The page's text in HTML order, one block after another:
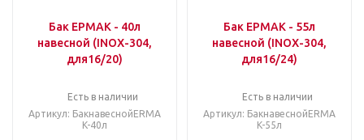
Бак ЕРМАК - 40л
навесной (INOX-304,
для16/20)
Есть в наличии
Артикул: БакнавеснойERMA
K-40л
Бак ЕРМАК - 55л
навесной (INOX-304,
для16/24)
Есть в наличии
Артикул: БакнавеснойERMA
K-55л